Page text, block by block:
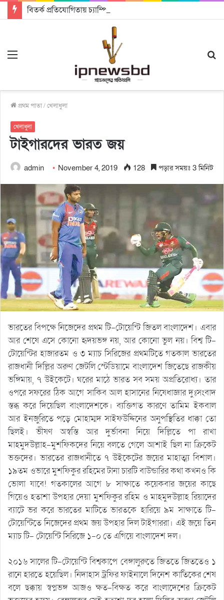
প্রথম পাতা/খেলাধুলা
খেলাধুলা
টাইগারদের ভারত জয়
admin November 4, 2019 128 পড়ার সময়ঃ 3 মিনিট
ভারতের বিপক্ষে নিজেদের প্রথম টি-টোয়েন্টি জিতল বাংলাদেশ। এবার
আর শেষে এসে কোনো হৃদয়ভঙ্গ নয়, আর কোনো ভুল নয়। বিশ্ব টি-
টোয়েন্টির হাজারতম ও ৩ ম্যাচ সিরিজের প্রথমটিতে গতকাল ভারতের
রাজধানী দিল্লির অরুণ জেটলি স্টেডিয়ামে বাংলাদেশ জিতেছে রাজকীয়
ভঙ্গিমায়, ৭ উইকেটে। ঘরের মাঠে ভারত সব সময় অপ্রতিরোধ্য। তার
ওপরে সফরের ঠিক আগে সাকিব আল হাসানের নিষেধাজ্ঞার দুঃসংবাদ
স্তব্ধ করে দিয়েছিল বাংলাদেশকে। ব্যক্তিগত কারণে তামিম ইকবাল
আর ইনজুরিতে পড়ে মোহাম্মদ সাইফউদ্দিনের অনুপস্থিতির ধাক্কা তো
ছিলই। ভীষণ অস্বস্তি আর দুর্ভাবনা নিয়ে দিল্লিতে পা রাখা
মাহমুদউল্লাহ-মুশফিকদের নিয়ে বলতে গেলে আশাই ছিল না ক্রিকেট
ভক্তদের। ভারতের রাজধানীতে ৭ উইকেটের জয়ের মাহাত্ম্য বিশাল।
১৯তম ওভারে মুশফিকুর রহিমের টানা চারটি বাউন্ডারির কথা কখনও কি
ভোলা যাবে! গতকালের আগে ৮ সাক্ষাতে কয়েকবার জয়ের কাছে
গিয়েও হতাশা উপহার দেয়া মুশফিকুর রহিম ও মাহমুদউল্লাহ রিয়াদের
ব্যাটে ভর করে ভারতের মাটিতে ভারতকে হারিয়ে ৯ম সাক্ষাতে টি-
টোয়েন্টিতে নিজেদের প্রথম জয় উপহার দিল টাইগাররা। এই জয়ে তিন
ম্যাচ টি- টোয়েন্টি সিরিজে ১-০ তে এগিয়ে বাংলাদেশ দল।
২০১৬ সালের টি-টোয়েন্টি বিশ্বকাপে বেঙ্গালুরুতে জিততে জিততেও ১
রানে হারতে হয়েছিল। নিদাহাস ট্রফির ফাইনালে দিনেশ কার্তিকের শেষ
বলে ছক্কায় স্বপ্নভঙ্গ আজও ক্ষত-বিক্ষত করে বাংলাদেশের ক্রিকেট